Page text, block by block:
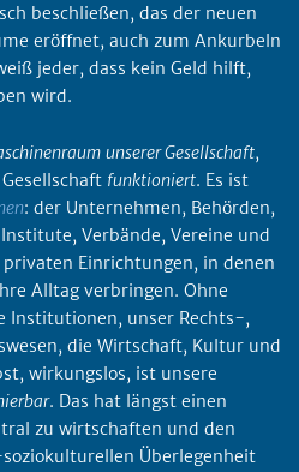
beschließen, das der neuen
eröffnet, auch zum Ankurbeln
jeder, dass kein Geld hilft,
wird.
unserer Gesellschaft,
funktioniert. Es ist
: der Unternehmen, Behörden,
Verbände, Vereine und
Einrichtungen, in denen
Alltag verbringen. Ohne
Institutionen, unser Rechts-,
die Wirtschaft, Kultur und
wirkungslos, ist unsere
. Das hat längst einen
zu wirtschaften und den
Überlegenheit